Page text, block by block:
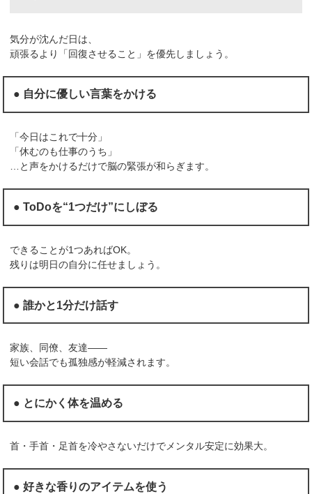
気分が沈んだ日は、
頑張るより「回復させること」を優先しましょう。
● 自分に優しい言葉をかける
「今日はこれで十分」
「休むのも仕事のうち」
…と声をかけるだけで脳の緊張が和らぎます。
● ToDoを“1つだけ”にしぼる
できることが1つあればOK。
残りは明日の自分に任せましょう。
● 誰かと1分だけ話す
家族、同僚、友達——
短い会話でも孤独感が軽減されます。
● とにかく体を温める
首・手首・足首を冷やさないだけでメンタル安定に効果大。
● 好きな香りのアイテムを使う